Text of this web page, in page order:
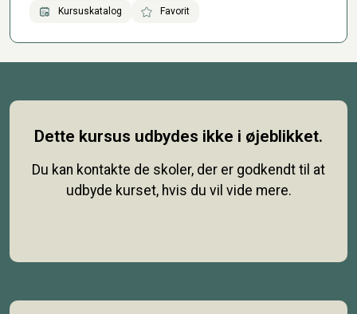
Kursuskatalog Favorit
Dette kursus udbydes ikke i øjeblikket.
Du kan kontakte de skoler, der er godkendt til at
udbyde kurset, hvis du vil vide mere.